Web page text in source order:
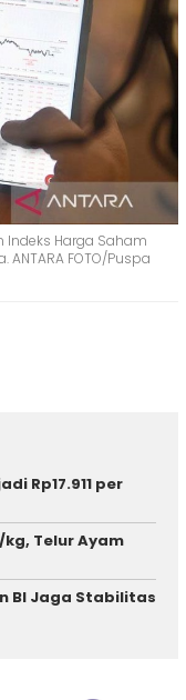
Indeks Harga Saham
FOTO/Puspa
Rp17.911 per
kg, Telur Ayam
BI Jaga Stabilitas